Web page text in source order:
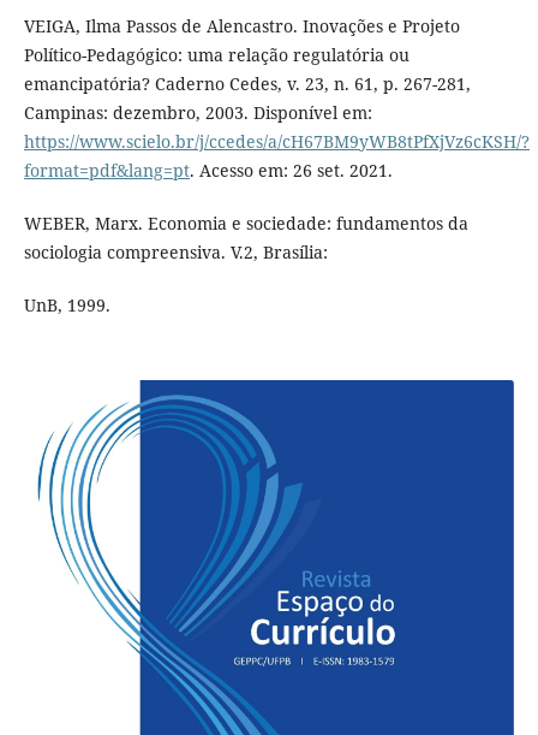
VEIGA, Ilma Passos de Alencastro. Inovações e Projeto
Político-Pedagógico: uma relação regulatória ou
emancipatória? Caderno Cedes, v. 23, n. 61, p. 267-281,
Campinas: dezembro, 2003. Disponível em:
https://www.scielo.br/j/ccedes/a/cH67BM9yWB8tPfXjVz6cKSH/?
format=pdf&lang=pt. Acesso em: 26 set. 2021.
WEBER, Marx. Economia e sociedade: fundamentos da
sociologia compreensiva. V.2, Brasília:
UnB, 1999.